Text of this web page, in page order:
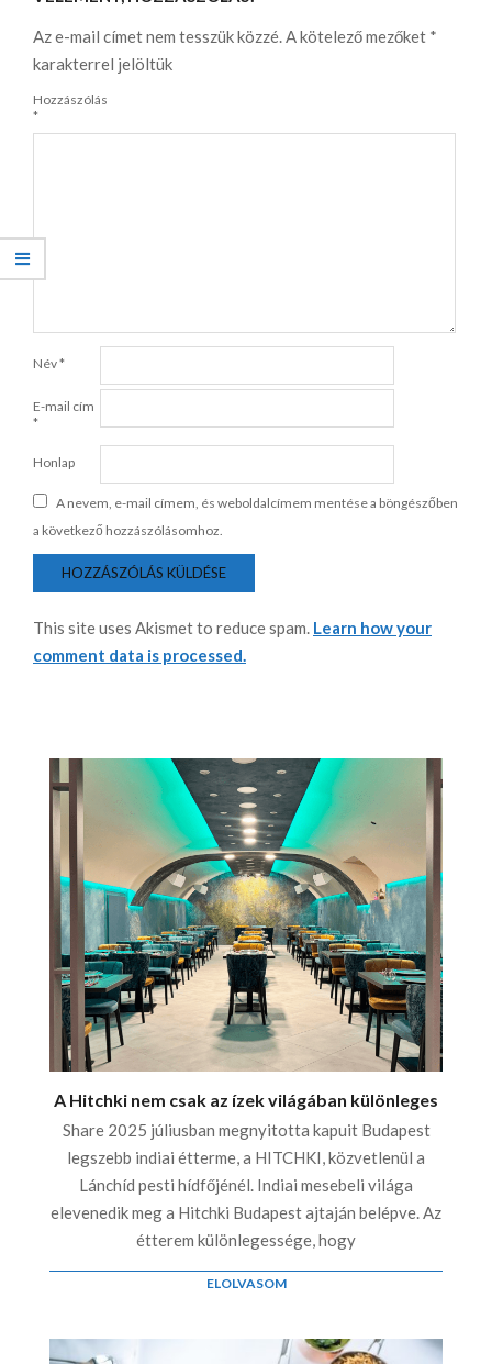
Az e-mail címet nem tesszük közzé.A kötelező mezőket *
karakterrel jelöltük
Hozzászólás
*
Név*
E-mail cím
*
Honlap
A nevem, e-mail címem, és weboldalcímem mentése a böngészőben
a következő hozzászólásomhoz.
This site uses Akismet to reduce spam. Learn how your
comment data is processed.
A Hitchki nem csak az ízek világában különleges
Share 2025 júliusban megnyitotta kapuit Budapest
legszebb indiai étterme, a HITCHKI, közvetlenül a
Lánchíd pesti hídfőjénél. Indiai mesebeli világa
elevenedik meg a Hitchki Budapest ajtaján belépve. Az
étterem különlegessége, hogy
ELOLVASOM